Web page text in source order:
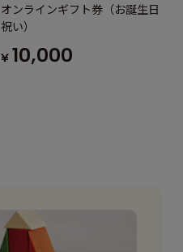
オンラインギフト券（お誕生日
祝い）
¥ 10,000